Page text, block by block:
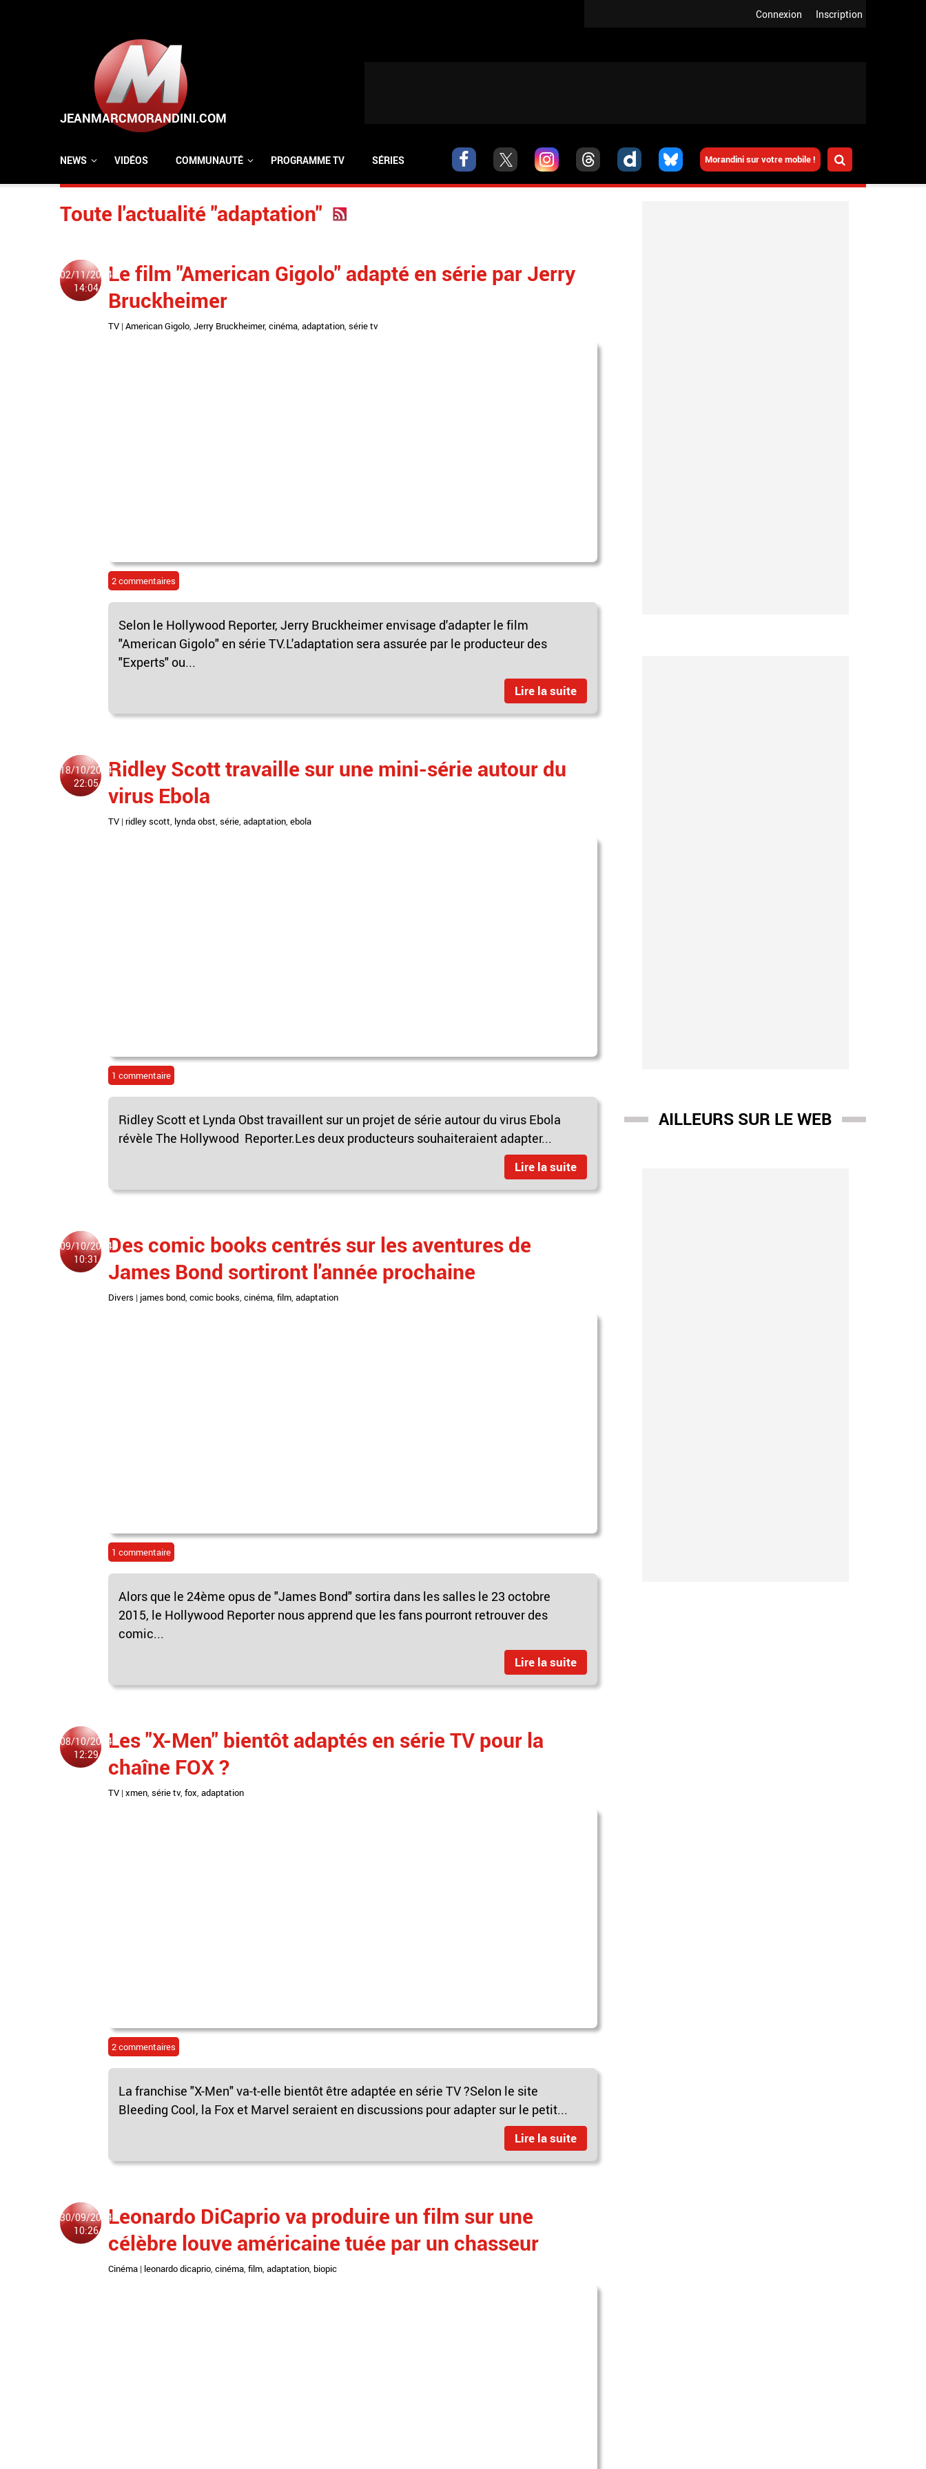
Inscription
Connexion
Morandini sur votre mobile !
NEWS VIDÉOS COMMUNAUTÉ PROGRAMME TV SÉRIES
Toute l'actualité "adaptation"
02/11/2014
14:04
Le film "American Gigolo" adapté en série par Jerry
Bruckheimer
TV | American Gigolo, Jerry Bruckheimer, cinéma, adaptation, série tv
2 commentaires
Selon le Hollywood Reporter, Jerry Bruckheimer envisage d'adapter le film
"American Gigolo" en série TV.L'adaptation sera assurée par le producteur des
"Experts" ou...
Lire la suite
18/10/2014
22:05
Ridley Scott travaille sur une mini-série autour du
virus Ebola
TV | ridley scott lynda obst série adaptation ebola
1 commentaire
Ridley Scott et Lynda Obst travaillent sur un projet de série autour du virus Ebola
révèle The Hollywood Reporter.Les deux producteurs souhaiteraient adapter...
Lire la suite
09/10/2014
10:31
Des comic books centrés sur les aventures de
James Bond sortiront l'année prochaine
Divers | james bond, comic books, cinéma, film, adaptation
1 commentaire
Alors que le 24ème opus de "James Bond" sortira dans les salles le 23 octobre
2015, le Hollywood Reporter nous apprend que les fans pourront retrouver des
comic...
Lire la suite
08/10/2014
12:29
Les "X-Men" bientôt adaptés en série TV pour la
chaîne FOX ?
TV | xmen série tv, fox adaptation
2 commentaires
La franchise "X-Men" va-t-elle bientôt être adaptée en série TV ?Selon le site
Bleeding Cool, la Fox et Marvel seraient en discussions pour adapter sur le petit...
Lire la suite
30/09/2014
10:26
Leonardo DiCaprio va produire un film sur une
célèbre louve américaine tuée par un chasseur
Cinéma | leonardo dicaprio, cinéma, film, adaptation, biopic
AILLEURS SUR LE WEB